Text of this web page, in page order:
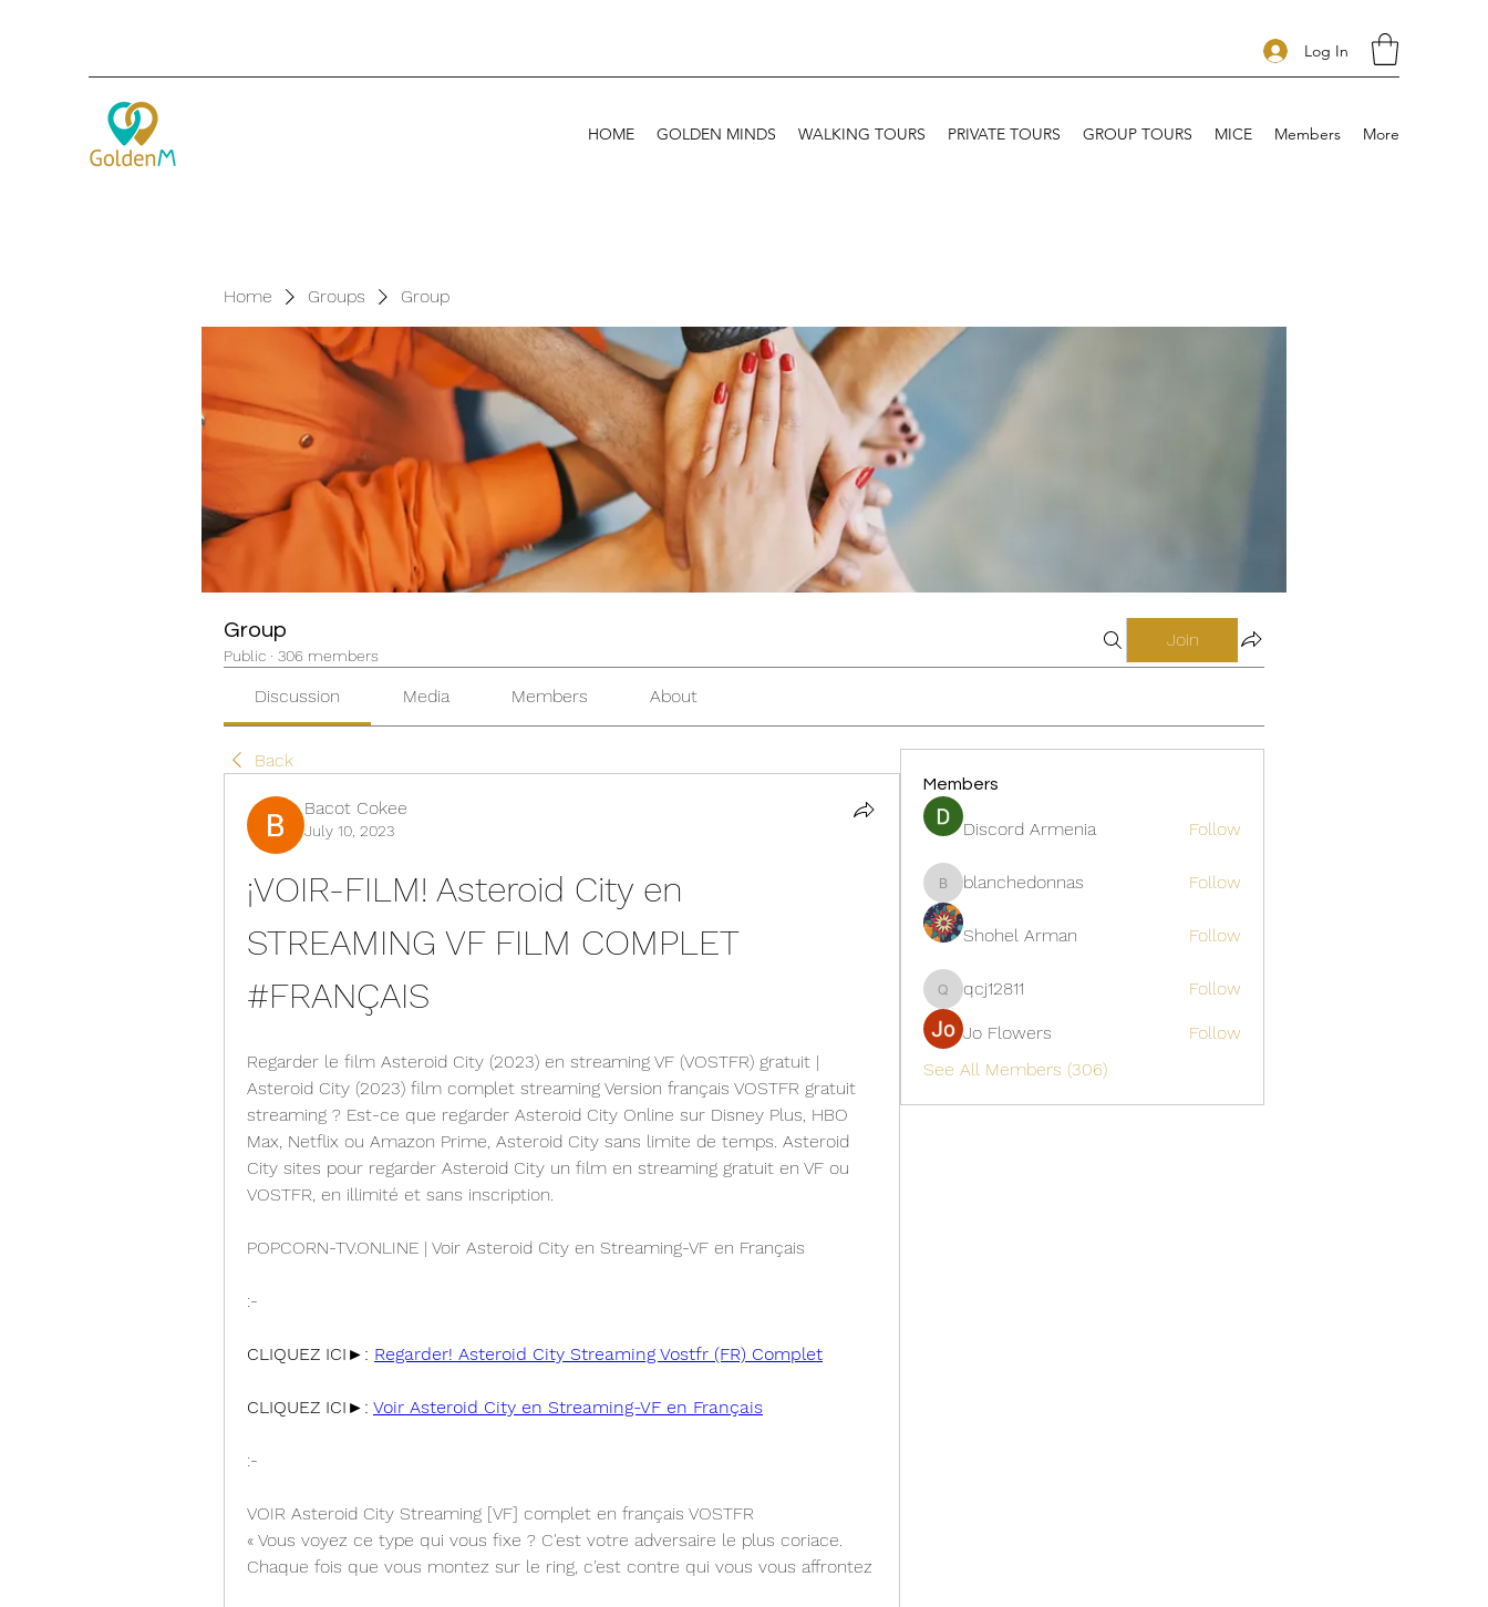
Log In
HOME GOLDEN MINDS WALKING TOURS PRIVATE TOURS GROUP TOURS MICE Members More
Home Groups Group
Group
Public · 306 members
Join
Discussion Media Members About
Back
Bacot Cokee
July 10, 2023
¡VOIR-FILM! Asteroid City en
STREAMING VF FILM COMPLET
#FRANÇAIS
Regarder le film Asteroid City (2023) en streaming VF (VOSTFR) gratuit |
Asteroid City (2023) film complet streaming Version français VOSTFR gratuit
streaming ? Est-ce que regarder Asteroid City Online sur Disney Plus, HBO
Max, Netflix ou Amazon Prime, Asteroid City sans limite de temps. Asteroid
City sites pour regarder Asteroid City un film en streaming gratuit en VF ou
VOSTFR, en illimité et sans inscription.
POPCORN-TV.ONLINE | Voir Asteroid City en Streaming-VF en Français
:-
CLIQUEZ ICI►: Regarder! Asteroid City Streaming Vostfr (FR) Complet
CLIQUEZ ICI►: Voir Asteroid City en Streaming-VF en Français
:-
VOIR Asteroid City Streaming [VF] complet en français VOSTFR
« Vous voyez ce type qui vous fixe ? C'est votre adversaire le plus coriace.
Chaque fois que vous montez sur le ring, c'est contre qui vous vous affrontez
Members
Discord Armenia Follow
blanchedonnas
blanchedonnas Follow
Shohel Arman Follow
qcj12811
qcj12811 Follow
Jo Flowers
Follow
See All Members (306)